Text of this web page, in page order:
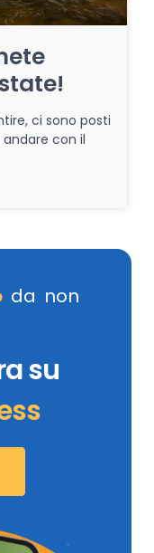
ci sono posti
andare con il
da non
su